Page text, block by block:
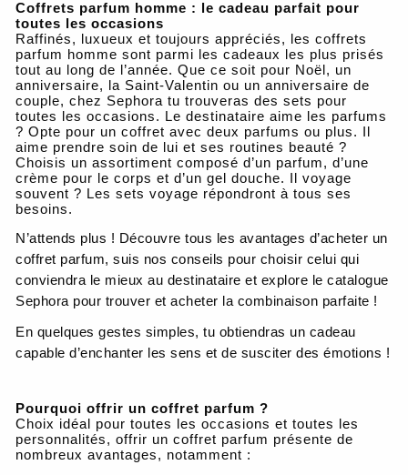
Coffrets parfum homme : le cadeau parfait pour
toutes les occasions
Raffinés, luxueux et toujours appréciés, les coffrets
parfum homme sont parmi les cadeaux les plus prisés
tout au long de l’année. Que ce soit pour Noël, un
anniversaire, la Saint-Valentin ou un anniversaire de
couple, chez Sephora tu trouveras des sets pour
toutes les occasions. Le destinataire aime les parfums
? Opte pour un coffret avec deux parfums ou plus. Il
aime prendre soin de lui et ses routines beauté ?
Choisis un assortiment composé d’un parfum, d’une
crème pour le corps et d’un gel douche. Il voyage
souvent ? Les sets voyage répondront à tous ses
besoins.
N’attends plus ! Découvre tous les avantages d’acheter un
coffret parfum, suis nos conseils pour choisir celui qui
conviendra le mieux au destinataire et explore le catalogue
Sephora pour trouver et acheter la combinaison parfaite !
En quelques gestes simples, tu obtiendras un cadeau
capable d’enchanter les sens et de susciter des émotions !
Pourquoi offrir un coffret parfum ?
Choix idéal pour toutes les occasions et toutes les
personnalités, offrir un coffret parfum présente de
nombreux avantages, notamment :